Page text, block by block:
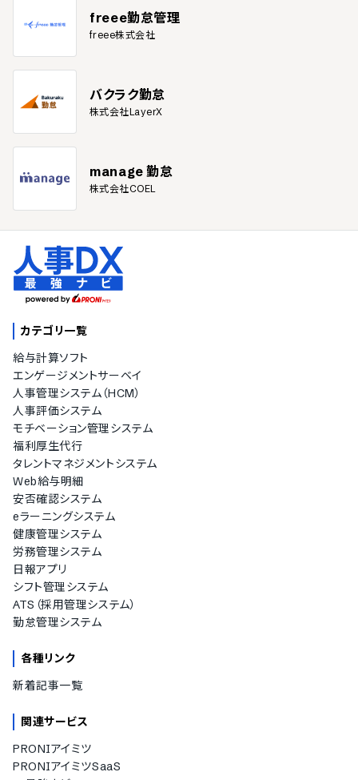
freee勤怠管理
freee株式会社
バクラク勤怠
株式会社LayerX
manage 勤怠
株式会社COEL
カテゴリ一覧
給与計算ソフト
エンゲージメントサーベイ
人事管理システム（HCM）
人事評価システム
モチベーション管理システム
福利厚生代行
タレントマネジメントシステム
Web給与明細
安否確認システム
eラーニングシステム
健康管理システム
労務管理システム
日報アプリ
シフト管理システム
ATS（採用管理システム）
勤怠管理システム
各種リンク
新着記事一覧
関連サービス
PRONIアイミツ
PRONIアイミツSaaS